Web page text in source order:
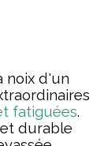
noix d'un
fatiguées.
durable